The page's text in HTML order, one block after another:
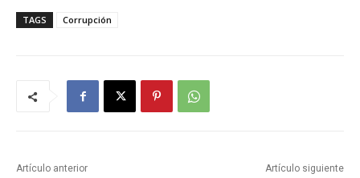
TAGS Corrupción
Artículo anterior Artículo siguiente